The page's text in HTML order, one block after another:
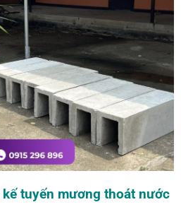
tuyến mương thoát nước